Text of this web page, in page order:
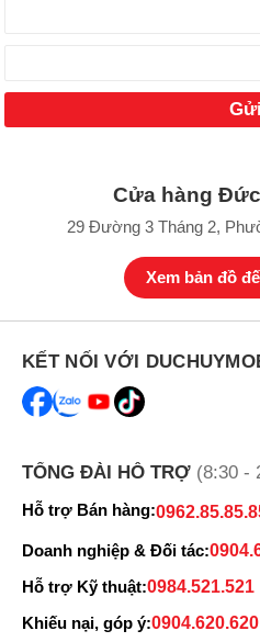
Cửa hàng
29 Đường 3 Tháng 2,
Xem bản đồ
KẾT NỐI VỚI
TỔNG ĐÀI HỖ TRỢ (8:30 -
Hỗ trợ Bán hàng:
Doanh nghiệp & Đối tác:
Hỗ trợ Kỹ thuật:0984.521.521
Khiếu nại, góp ý:0904.620.620